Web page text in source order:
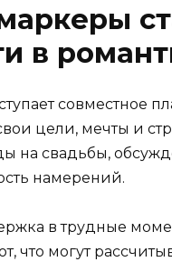
в
совместное
цели, мечты и
на свадьбы,
намерений.
в трудные
что могут